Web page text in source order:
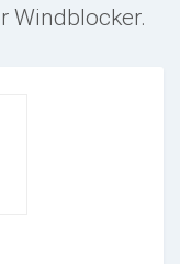
Windblocker.